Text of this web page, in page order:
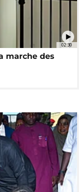
02:30
marche des